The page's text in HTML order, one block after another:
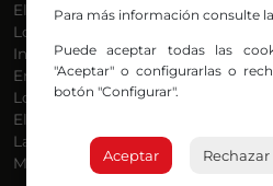
El Madrugador
Lo Más Nuevo
Informativos
En Ruta
Locos por la Música
El Supermadrugador
La Mañana de Radio Nervión
Más Madrugada
Para más información consulte la
Puede aceptar todas las
"Aceptar" o configurarlas o
botón "Configurar".
Aceptar Rechazar